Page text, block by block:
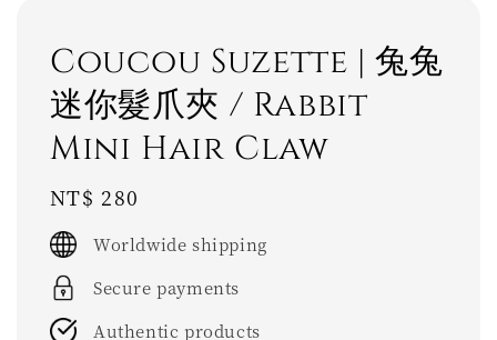
Coucou Suzette | 兔兔
迷你髮爪夾 / Rabbit
Mini Hair Claw
Regular
price
NT$ 280
Worldwide shipping
Secure payments
Authentic products